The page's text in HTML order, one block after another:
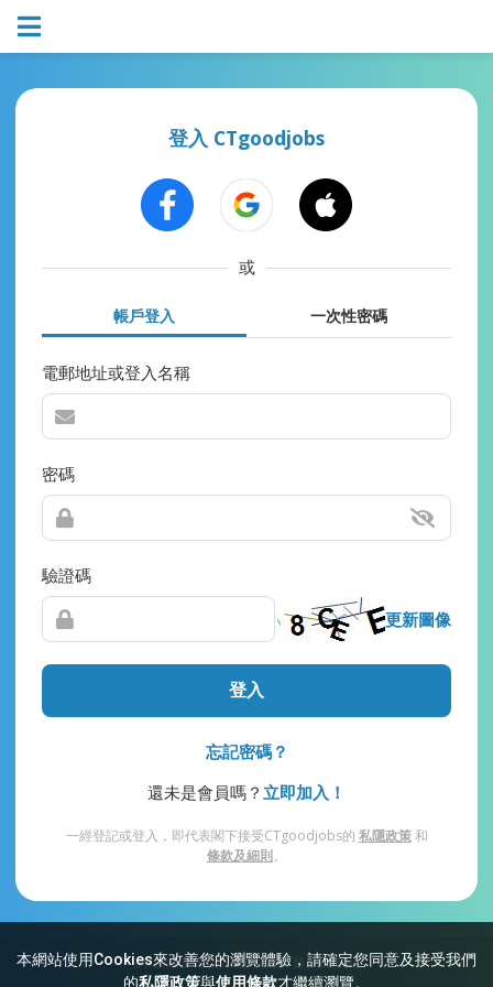
本網站使用Cookies來改善您的瀏覽體驗，請確定您同意及接受我們
的私隱政策與使用條款才繼續瀏覽。
登入 CTgoodjobs
或
帳戶登入 一次性密碼
電郵地址或登入名稱
密碼
驗證碼
更新圖像
登入
忘記密碼？
還未是會員嗎？ 立即加入！
一經登記或登入，即代表閣下接受CTgoodjobs的 私隱政策和
條款及細則。
網站索引 常見問題 私隱 條款及細則